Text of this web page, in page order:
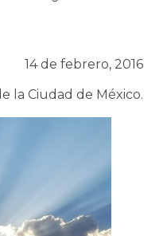
14 de febrero, 2016
la Ciudad de México.